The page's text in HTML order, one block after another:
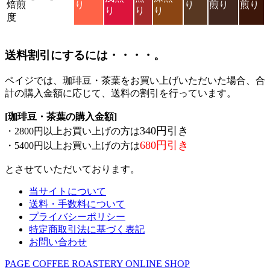
焙煎
度
り
り
り
り
り 煎り 煎り
送料割引にするには・・・・。
ペイジでは、珈琲豆・茶葉をお買い上げいただいた場合、合
計の購入金額に応じて、送料の割引を行っています。
[珈琲豆・茶葉の購入金額]
・2800円以上お買い上げの方は340円引き
・5400円以上お買い上げの方は680円引き
とさせていただいております。
当サイトについて
送料・手数料について
プライバシーポリシー
特定商取引法に基づく表記
お問い合わせ
PAGE COFFEE ROASTERY ONLINE SHOP